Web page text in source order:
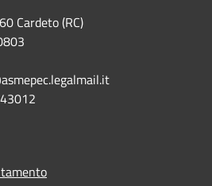
Cardeto (RC)